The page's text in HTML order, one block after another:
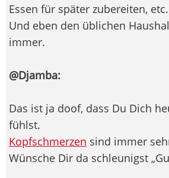
Essen für später zubereiten, etc.
Und eben den üblichen
immer.
@Djamba:
Das ist ja doof, dass Du Dich
fühlst.
Kopfschmerzen sind immer
Wünsche Dir da schleunigst